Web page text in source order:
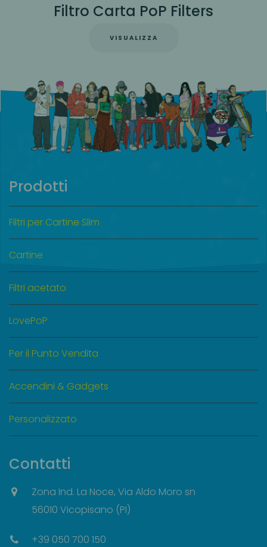
CarboPoP - Filtri ai carboni attivi
VISUALIZZA
Prodotti
Filtri per Cartine Slim
Cartine
Filtri acetato
LovePoP
Per il Punto Vendita
Accendini & Gadgets
Personalizzato
Contatti
Zona Ind. La Noce, Via Aldo Moro sn
56010 Vicopisano (PI)
+39 050 700 150